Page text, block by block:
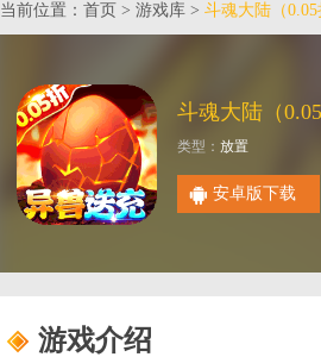
当前位置： 首页 > 游戏库 > 斗魂大陆（0.05
类型： 放置
安卓版下载
游戏介绍